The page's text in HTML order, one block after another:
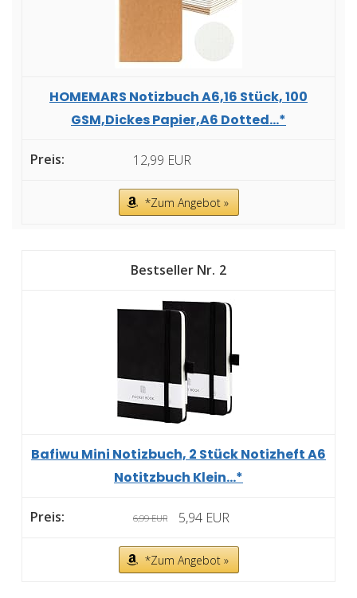
HOMEMARS Notizbuch A6,16 Stück, 100
GSM,Dickes Papier,A6 Dotted...*
12,99 EUR
*Zum Angebot »
2
Bafiwu Mini Notizbuch, 2 Stück Notizheft A6
Notitzbuch Klein...*
6,99 EUR 5,94 EUR
*Zum Angebot »